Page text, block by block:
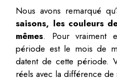
Nous avons remarqué
saisons, les couleurs
mêmes. Pour vraiment
période est le mois de
datent de cette période.
réels avec la différence de